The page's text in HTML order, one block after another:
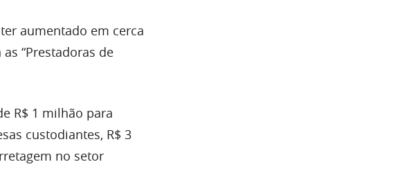
aumentado em cerca
“Prestadoras de
R$ 1 milhão para
custodiantes, R$ 3
no setor